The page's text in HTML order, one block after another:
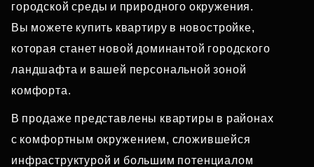
городской среды и природного окружения.
Вы можете купить квартиру в новостройке,
которая станет новой доминантой городского
ландшафта и вашей персональной зоной
комфорта.
В продаже представлены квартиры в районах
с комфортным окружением, сложившейся
инфраструктурой и большим потенциалом